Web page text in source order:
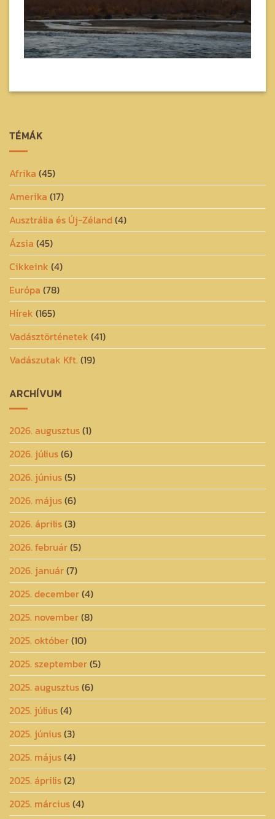
TÉMÁK
Afrika (45)
Amerika (17)
Ausztrália és Új-Zéland(4)
Ázsia (45)
Cikkeink (4)
Európa (78)
Hírek (165)
Vadásztörténetek (41)
Vadászutak Kft. (19)
ARCHÍVUM
2026. augusztus(1)
2026. július(6)
2026. június(5)
2026. május(6)
2026. április(3)
2026. február(5)
2026. január(7)
2025. december(4)
2025. november(8)
2025. október(10)
2025. szeptember(5)
2025. augusztus(6)
2025. július(4)
2025. június(3)
2025. május(4)
2025. április(2)
2025. március(4)